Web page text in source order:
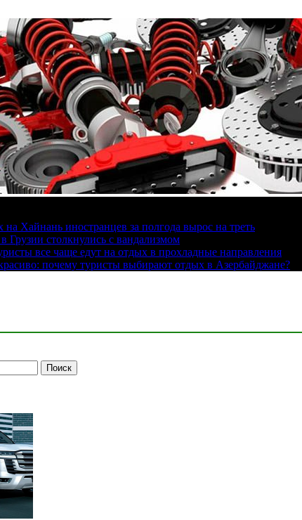
Хайнань иностранцев за полгода вырос на треть
Грузии столкнулись с вандализмом
все чаще едут на отдых в прохладные направления
почему туристы выбирают отдых в Азербайджане?